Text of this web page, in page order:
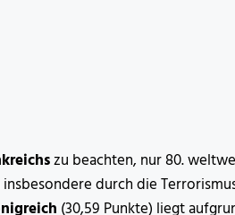
zu beachten, nur 80.
insbesondere durch die
(30,59 Punkte) liegt